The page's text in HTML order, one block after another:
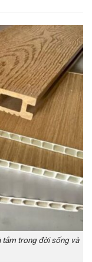
tắm trong đời sống và